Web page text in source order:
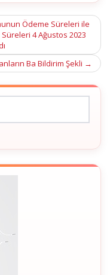
Ödeme Süreleri ile
4 Ağustos 2023
Ba Bildirim Şekli →